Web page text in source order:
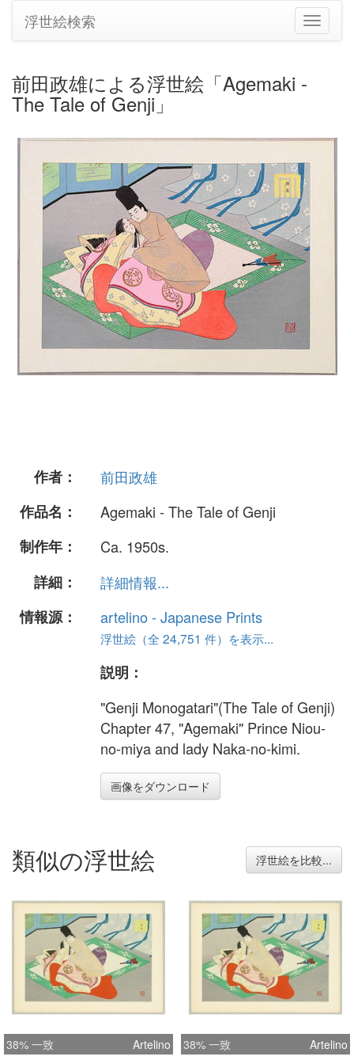
ナ
ビ
浮世絵検索
前田政雄による浮世絵「Agemaki -
The Tale of Genji」
作者：
前田政雄
作品名：
Agemaki - The Tale of Genji
制作年：
Ca. 1950s.
詳細：
詳細情報...
情報源：
artelino - Japanese Prints
浮世絵（全 24,751 件）を表示...
説明：
"Genji Monogatari"(The Tale of Genji)
Chapter 47, "Agemaki" Prince Niou-
no-miya and lady Naka-no-kimi.
画像をダウンロード
類似の浮世絵 浮世絵を比較...
38% 一致 Artelino 38% 一致 Artelino